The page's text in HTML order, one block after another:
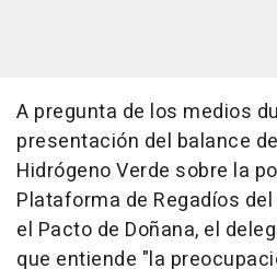
A pregunta de los medios
presentación del balance
Hidrógeno Verde sobre la
Plataforma de Regadíos
el Pacto de Doñana, el
que entiende "la